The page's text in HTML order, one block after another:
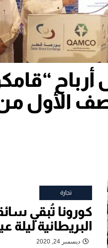
أرباح
الأول
تجارة
كورونا تُبقي
البريطانية ليلة
ديسمبر 24, 2020